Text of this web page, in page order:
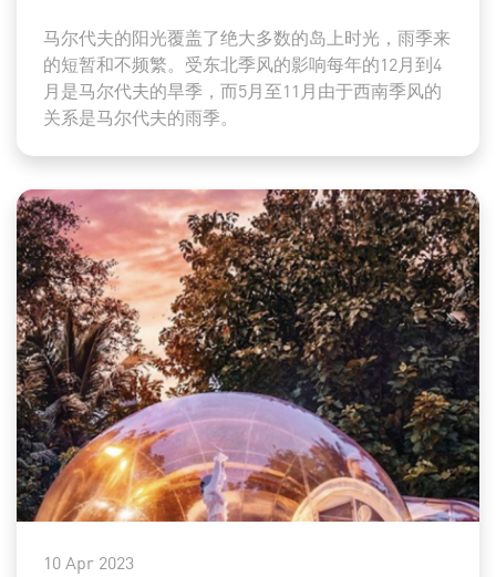
马尔代夫的阳光覆盖了绝大多数的岛上时光，雨季来
的短暂和不频繁。受东北季风的影响每年的12月到4
月是马尔代夫的旱季，而5月至11月由于西南季风的
关系是马尔代夫的雨季。
10 Apr 2023